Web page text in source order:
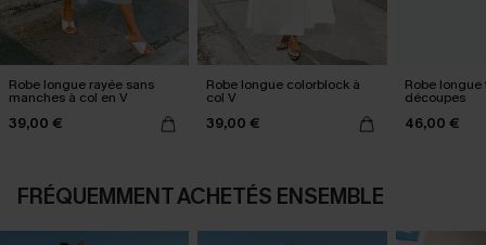
Robe longue rayée sans
manches à col en V
39,00 €
Robe longue colorblock à
col V
39,00 €
Robe
découpes
46,00 €
FRÉQUEMMENT ACHETÉS ENSEMBLE